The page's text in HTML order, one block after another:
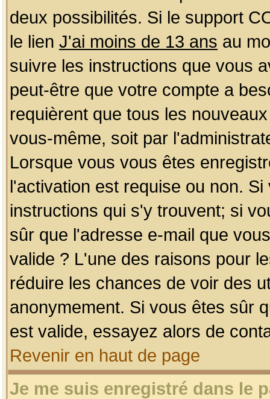
deux possibilités. Si le support
le lien J'ai moins de 13 ans au
suivre les instructions que vous
peut-être que votre compte a
requièrent que tous les
vous-même, soit par
Lorsque vous vous êtes
l'activation est requise ou non.
instructions qui s'y trouvent; si
sûr que l'adresse e-mail que
valide ? L'une des raisons pour
réduire les chances de voir des
anonymement. Si vous êtes sûr
est valide, essayez alors de
Revenir en haut de page
Je me suis enregistré dans le